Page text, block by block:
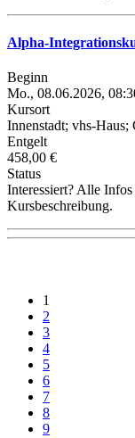
Alpha-
Beginn
Mo., 08.06.2026,
Kursort
Innenstadt; vhs-Haus;
Entgelt
458,00 €
Status
Interessiert? Alle
Kursbeschreibung.
1
2
3
4
5
6
7
8
9